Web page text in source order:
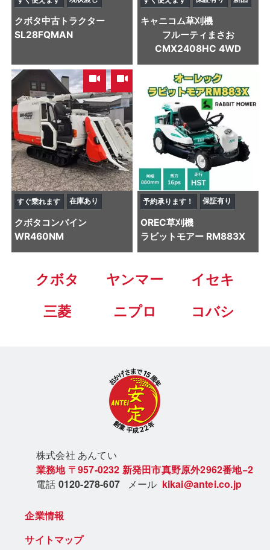
クボタ中古トラクター
SL28FQMAN
キャニコム草刈機
フルーティまさお
CMX2408HC 4WD
,
すぐ乗れます 在庫あり
クボタ コンバイン
WR460NM
予約承ります！ 保証有り
OREC草刈機
ラビットモアー RM883X
クボタ ヤンマー
イセキ
三菱
ニプロ コバシ
株式会社 あんてい
業務地 〒957-0232 新発田市真野原外2962番地−2
電話 0120-278-607 メール kikai@antei.co.jp
企業情報
サイトマップ